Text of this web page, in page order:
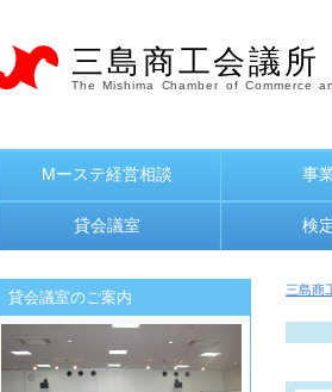
三島商工会議所
The Mishima Chamber of Commerce
Mーステ経営相談 事
貸会議室 検
三島商
貸会議室のご案内